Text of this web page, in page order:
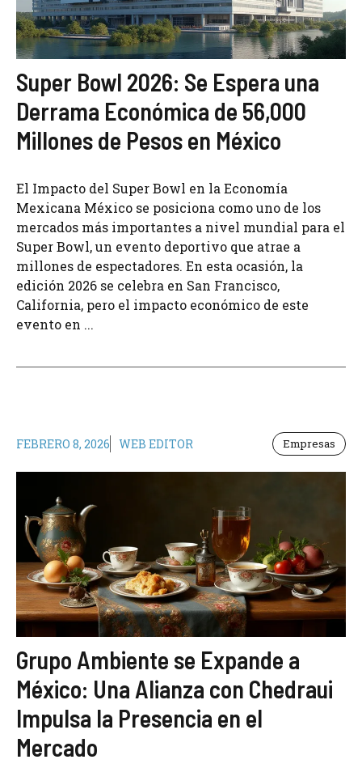
Super Bowl 2026: Se Espera una
Derrama Económica de 56,000
Millones de Pesos en México
El Impacto del Super Bowl en la Economía
Mexicana México se posiciona como uno de los
mercados más importantes a nivel mundial para el
Super Bowl, un evento deportivo que atrae a
millones de espectadores. En esta ocasión, la
edición 2026 se celebra en San Francisco,
California, pero el impacto económico de este
evento en ...
FEBRERO 8, 2026 WEB EDITOR Empresas
Grupo Ambiente se Expande a
México: Una Alianza con Chedraui
Impulsa la Presencia en el
Mercado